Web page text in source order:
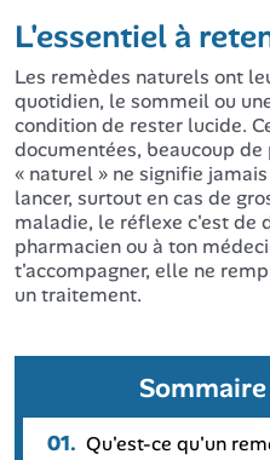
L'essentiel à
Les remèdes naturels ont
quotidien, le sommeil ou
condition de rester lucide.
documentées, beaucoup
« naturel » ne signifie
lancer, surtout en cas de
maladie, le réflexe c'est de
pharmacien ou à ton
t'accompagner, elle ne
un traitement.
01. Qu'est-ce qu'un